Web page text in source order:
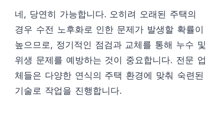
네, 당연히 가능합니다. 오히려 오래된 주택의
경우 수전 노후화로 인한 문제가 발생할 확률이
높으므로, 정기적인 점검과 교체를 통해 누수 및
위생 문제를 예방하는 것이 중요합니다. 전문 업
체들은 다양한 연식의 주택 환경에 맞춰 숙련된
기술로 작업을 진행합니다.